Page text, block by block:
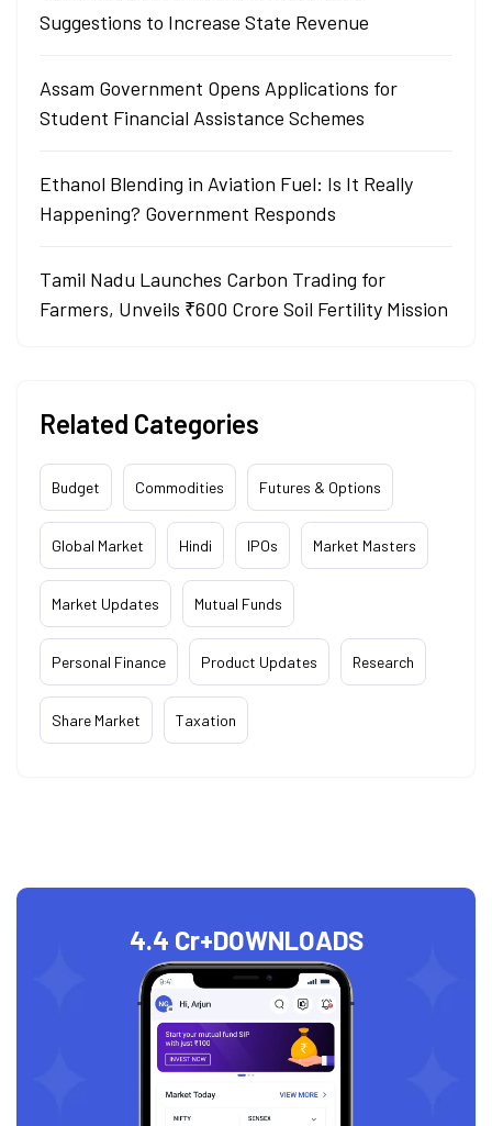
Suggestions to Increase State Revenue
Assam Government Opens Applications for
Student Financial Assistance Schemes
Ethanol Blending in Aviation Fuel: Is It Really
Happening? Government Responds
Tamil Nadu Launches Carbon Trading for
Farmers, Unveils ₹600 Crore Soil Fertility Mission
Related Categories
Budget Commodities Futures & Options
Global Market Hindi IPOs Market Masters
Market Updates Mutual Funds
Personal Finance Product Updates Research
Share Market Taxation
4.4 Cr+DOWNLOADS